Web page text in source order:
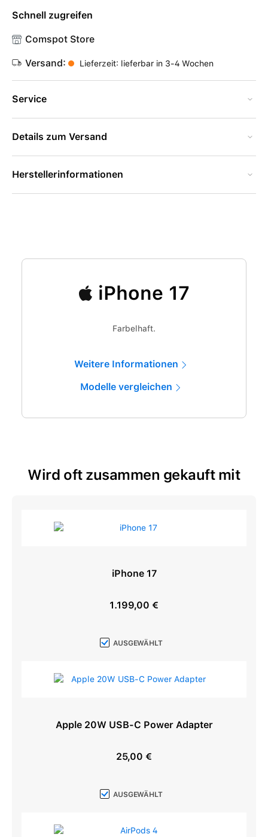
Schnell zugreifen
Comspot Store
Versand: Lieferzeit: lieferbar in 3-4 Wochen
Service
Details zum Versand
Herstellerinformationen
iPhone 17
Farbelhaft.
Weitere Informationen
Modelle vergleichen
Wird oft zusammen gekauft mit
iPhone 17
Regulärer Preis:
1.199,00 €
AUSGEWÄHLT
Apple 20W USB-C Power Adapter
Regulärer Preis:
25,00 €
AUSGEWÄHLT